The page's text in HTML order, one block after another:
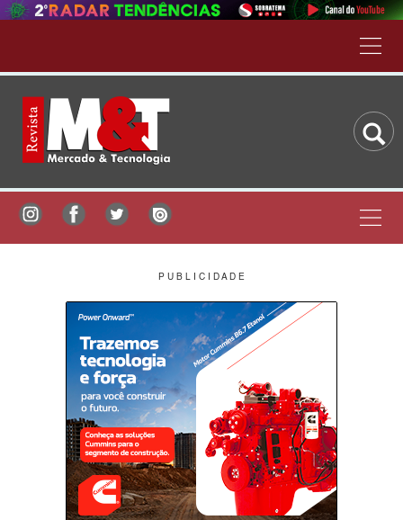
P U B L I C I D A D E